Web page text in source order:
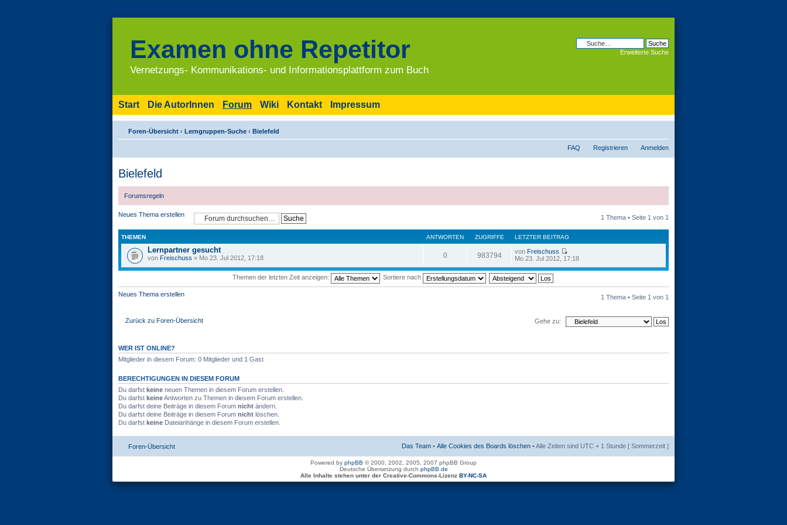
Examen ohne Repetitor
Vernetzungs- Kommunikations- und Informationsplattform zum Buch
Erweiterte Suche
Start Die AutorInnen Forum Wiki Kontakt Impressum
Foren-Übersicht ‹ Lerngruppen-Suche ‹ Bielefeld
FAQ Registrieren Anmelden
Bielefeld
Forumsregeln
Neues Thema erstellen 1 Thema • Seite 1 von 1
THEMEN ANTWORTEN ZUGRIFFE LETZTER BEITRAG
Lernpartner gesucht
von Freischuss » Mo 23. Jul 2012, 17:18 0 983794 von Freischuss
Mo 23. Jul 2012, 17:18
Themen der letzten Zeit anzeigen: Sortiere nach
Neues Thema erstellen 1 Thema • Seite 1 von 1
Zurück zu Foren-Übersicht Gehe zu:
WER IST ONLINE?
Mitglieder in diesem Forum: 0 Mitglieder und 1 Gast
BERECHTIGUNGEN IN DIESEM FORUM
Du darfst keine neuen Themen in diesem Forum erstellen.
Du darfst keineAntworten zu Themen in diesem Forum erstellen.
Du darfst deine Beiträge in diesem Forum nicht ändern.
Du darfst deine Beiträge in diesem Forum nicht löschen.
Du darfst keine Dateianhänge in diesem Forum erstellen.
Foren-Übersicht Das Team • Alle Cookies des Boards löschen • Alle Zeiten sind UTC + 1 Stunde [ Sommerzeit ]
Powered by phpBB © 2000, 2002, 2005, 2007 phpBB Group
Deutsche Übersetzung durch phpBB.de
Alle Inhalte stehen unter der Creative-Commons-Lizenz BY-NC-SA